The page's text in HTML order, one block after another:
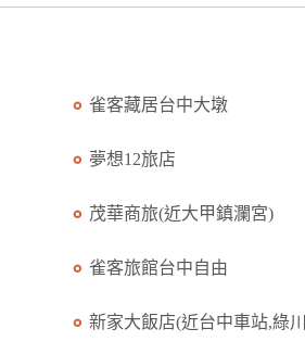
雀客藏居台中大墩
夢想12旅店
茂華商旅(近大甲鎮瀾宮)
雀客旅館台中自由
新家大飯店(近台中車站,綠